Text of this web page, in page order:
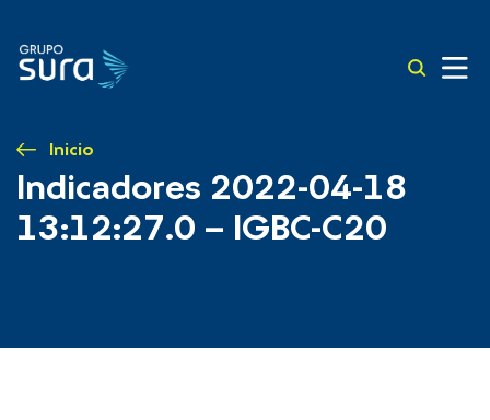
Inicio
Indicadores 2022-04-18
13:12:27.0 – IGBC-C20